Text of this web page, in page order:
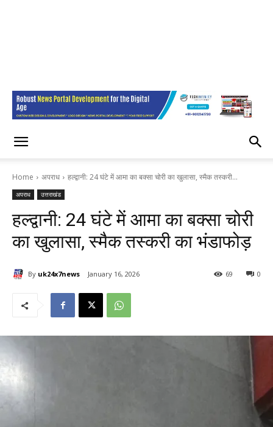
Home अपराध हल्द्वानी: 24 घंटे में आमा का बक्सा चोरी का खुलासा, स्मैक तस्करी...
अपराध उत्तराखंड
हल्द्वानी: 24 घंटे में आमा का बक्सा चोरी
का खुलासा, स्मैक तस्करी का भंडाफोड़
By uk24x7news January 16, 2026 0
69